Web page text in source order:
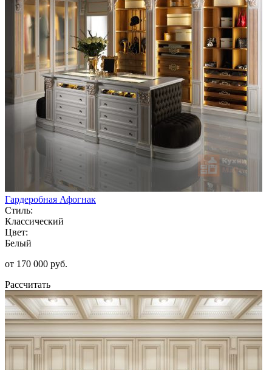
Гардеробная Афогнак
Стиль:
Классический
Цвет:
Белый
от 170 000 руб.
Рассчитать